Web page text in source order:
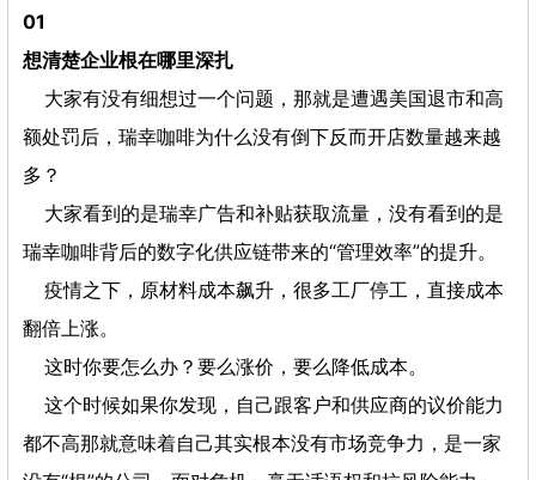
01
想清楚企业根在哪里深扎
大家有没有细想过一个问题，那就是遭遇美国退市和高
额处罚后，瑞幸咖啡为什么没有倒下反而开店数量越来越
多？
大家看到的是瑞幸广告和补贴获取流量，没有看到的是
瑞幸咖啡背后的数字化供应链带来的“管理效率”的提升。
疫情之下，原材料成本飙升，很多工厂停工，直接成本
翻倍上涨。
这时你要怎么办？要么涨价，要么降低成本。
这个时候如果你发现，自己跟客户和供应商的议价能力
都不高那就意味着自己其实根本没有市场竞争力，是一家